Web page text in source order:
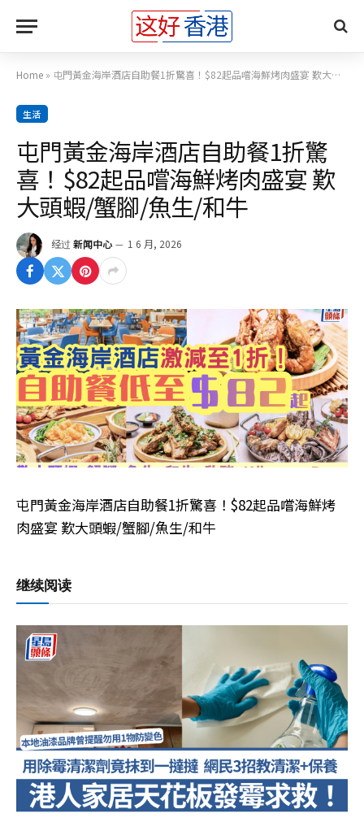
Home » 屯門黃金海岸酒店自助餐1折驚喜！$82起品嚐海鮮烤肉盛宴 歎大頭蝦/蟹腳/魚生/和牛
生活
屯門黃金海岸酒店自助餐1折驚
喜！$82起品嚐海鮮烤肉盛宴 歎
大頭蝦/蟹腳/魚生/和牛
经过 新闻中心 1 6 月, 2026
屯門黃金海岸酒店自助餐1折驚喜！$82起品嚐海鮮烤
肉盛宴 歎大頭蝦/蟹腳/魚生/和牛
继续阅读